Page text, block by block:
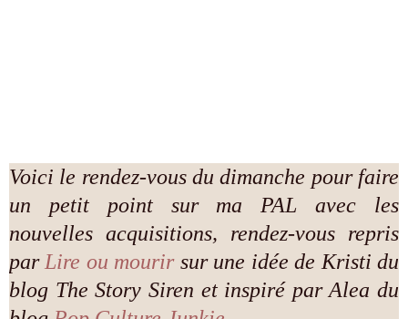
Voici le rendez-vous du dimanche pour faire
un petit point sur ma PAL avec les
nouvelles acquisitions, rendez-vous repris
par Lire ou mourirsur une idée de Kristi du
blog The Story Siren et inspiré par Alea du